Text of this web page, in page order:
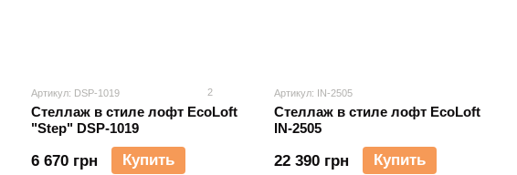
Артикул: DSP-1019 2
Стеллаж в стиле лофт EcoLoft
"Step" DSP-1019
6 670 грн Купить
Артикул: IN-2505
Стеллаж в стиле лофт EcoLoft
IN-2505
22 390 грн Купить